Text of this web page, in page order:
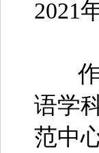
2021
作
语学
范中